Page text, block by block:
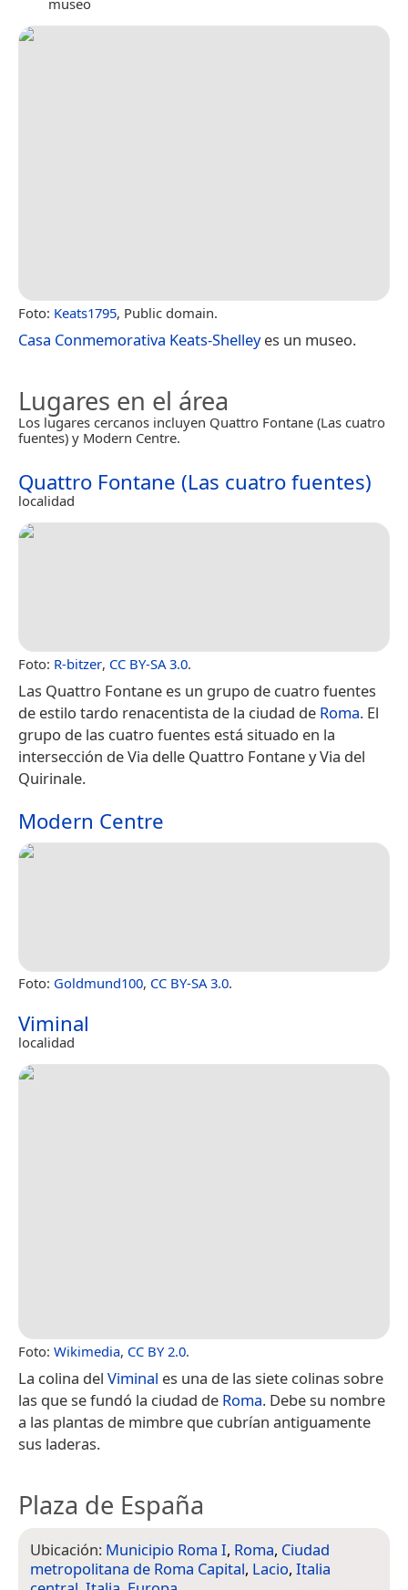
museo
Foto: Keats1795, Public domain.
Casa Conmemorativa Keats-Shelleyes un museo.
Lugares en el área
Los lugares cercanos incluyen Quattro Fontane (Las cuatro
fuentes) y Modern Centre.
Quattro Fontane (Las cuatro fuentes)
localidad
Foto: R-bitzer, CC BY-SA 3.0.
Las Quattro Fontane es un grupo de cuatro fuentes
de estilo tardo renacentista de la ciudad de Roma. El
grupo de las cuatro fuentes está situado en la
intersección de Via delle Quattro Fontane y Via del
Quirinale.
Modern Centre
Foto: Goldmund100, CC BY-SA 3.0.
Viminal
localidad
Foto: Wikimedia, CC BY 2.0.
La colina del Viminal es una de las siete colinas sobre
las que se fundó la ciudad de Roma. Debe su nombre
a las plantas de mimbre que cubrían antiguamente
sus laderas.
Plaza de España
Ubicación: Municipio Roma I, Roma, Ciudad
metropolitana de Roma Capital, Lacio, Italia